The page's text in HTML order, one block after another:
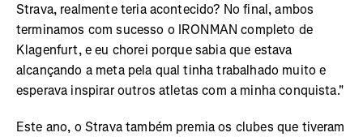
Strava, realmente teria acontecido? No final, ambos
terminamos com sucesso o IRONMAN completo de
Klagenfurt, e eu chorei porque sabia que estava
alcançando a meta pela qual tinha trabalhado muito e
esperava inspirar outros atletas com a minha conquista."
Este ano, o Strava também premia os clubes que tiveram